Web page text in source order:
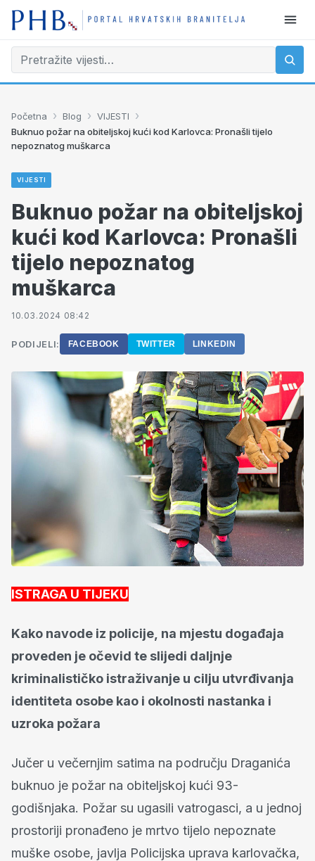
Početna › Blog › VIJESTI ›
Buknuo požar na obiteljskoj kući kod Karlovca: Pronašli tijelo
nepoznatog muškarca
VIJESTI
Buknuo požar na obiteljskoj
kući kod Karlovca: Pronašli
tijelo nepoznatog
muškarca
10.03.2024 08:42
PODIJELI: FACEBOOK TWITTER LINKEDIN
ISTRAGA U TIJEKU
Kako navode iz policije, na mjestu događaja
proveden je očevid te slijedi daljnje
kriminalističko istraživanje u cilju utvrđivanja
identiteta osobe kao i okolnosti nastanka i
uzroka požara
Jučer u večernjim satima na području Draganića
buknuo je požar na obiteljskoj kući 93-
godišnjaka. Požar su ugasili vatrogasci, a u jednoj
prostoriji pronađeno je mrtvo tijelo nepoznate
muške osobe, javlja Policijska uprava karlovačka,